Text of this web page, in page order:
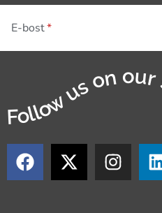
E-bost
Follow us on our